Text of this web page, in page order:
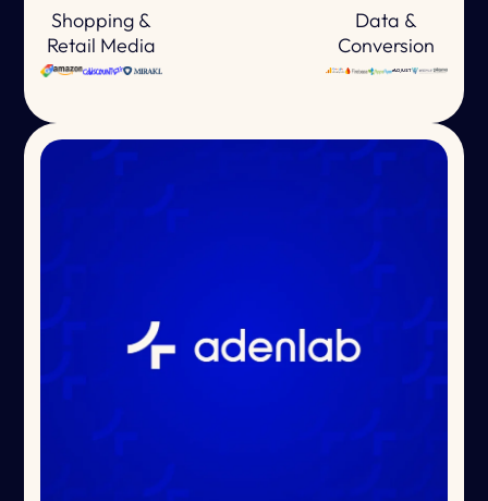
Shopping &
Retail Media
Data &
Conversion